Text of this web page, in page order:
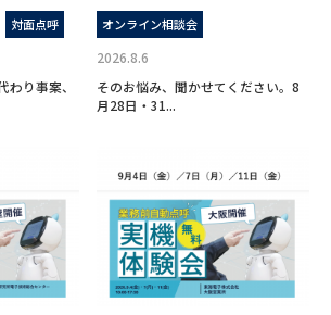
対面点呼
り事案、
オンライン相談会
2026.8.6
そのお悩み、聞かせてください。8
月28日・31...